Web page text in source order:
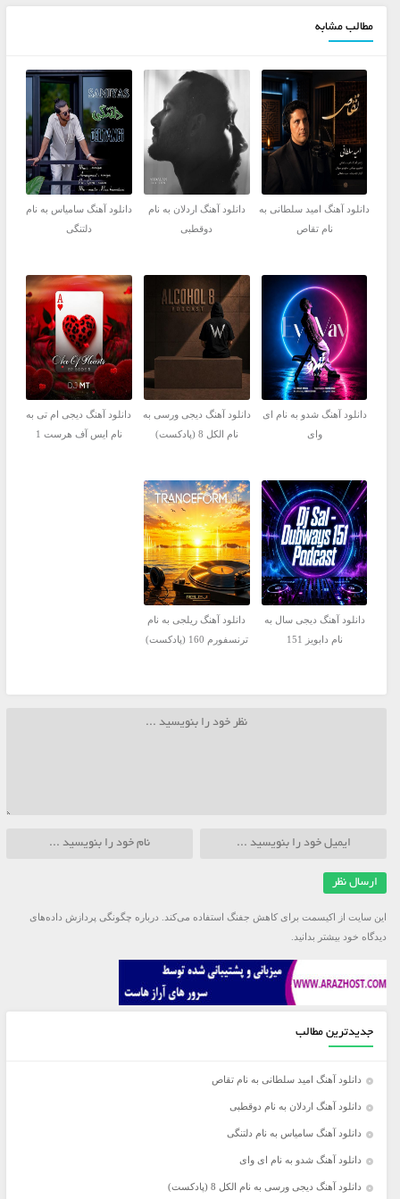
مطالب مشابه
دانلود آهنگ امید سلطانی به
نام تقاص
دانلود آهنگ اردلان به نام
دوقطبی
دانلود آهنگ سامیاس به نام
دلتنگی
دانلود آهنگ شدو به نام ای
وای
دانلود آهنگ دیجی ورسی به
نام الکل 8 (پادکست)
دانلود آهنگ دیجی ام تی به
نام ایس آف هرست 1
دانلود آهنگ دیجی سال به
نام دابویز 151
دانلود آهنگ ریلجی به نام
ترنسفورم 160 (پادکست)
این سایت از اکیسمت برای کاهش جفنگ استفاده می‌کند. درباره چگونگی پردازش داده‌های
دیدگاه خود بیشتر بدانید.
جدیدترین مطالب
دانلود آهنگ امید سلطانی به نام تقاص
دانلود آهنگ اردلان به نام دوقطبی
دانلود آهنگ سامیاس به نام دلتنگی
دانلود آهنگ شدو به نام ای وای
دانلود آهنگ دیجی ورسی به نام الکل 8 (پادکست)